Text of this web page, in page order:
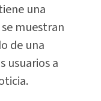
una
muestran
de una
usuarios a